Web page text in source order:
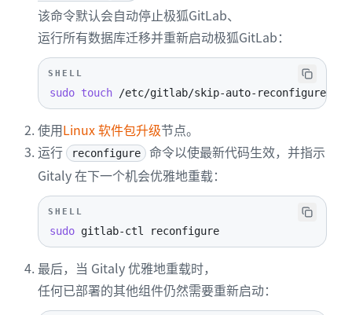
该命令默认会自动停止极狐GitLab、
运行所有数据库迁移并重新启动极狐GitLab：
SHELL
sudo touch /etc/gitlab/skip-auto-reconfigure
使用Linux 软件包升级节点。
运行
reconfigure
命令以使最新代码生效，并指示
Gitaly 在下一个机会优雅地重载：
SHELL
sudo gitlab-ctl reconfigure
最后，当 Gitaly 优雅地重载时，
任何已部署的其他组件仍然需要重新启动：